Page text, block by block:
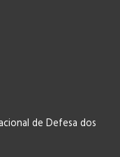
de Defesa dos